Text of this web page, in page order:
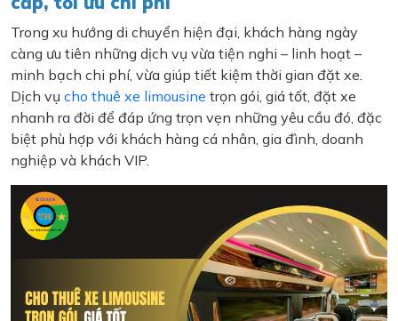
Trong xu hướng di chuyển hiện đại, khách hàng ngày
càng ưu tiên những dịch vụ vừa tiện nghi – linh hoạt –
minh bạch chi phí, vừa giúp tiết kiệm thời gian đặt xe.
Dịch vụ cho thuê xe limousine trọn gói, giá tốt, đặt xe
nhanh ra đời để đáp ứng trọn vẹn những yêu cầu đó, đặc
biệt phù hợp với khách hàng cá nhân, gia đình, doanh
nghiệp và khách VIP.